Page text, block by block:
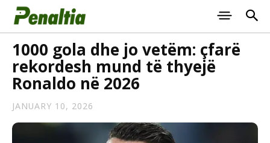
1000 gola dhe jo vetëm: çfarë
rekordesh mund të thyejë
Ronaldo në 2026
JANUARY 10, 2026